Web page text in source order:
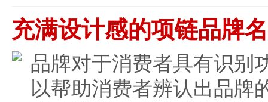
充满设计感的项链品牌
品牌对于消费者具有识别
以帮助消费者辨认出品牌